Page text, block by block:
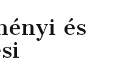
és